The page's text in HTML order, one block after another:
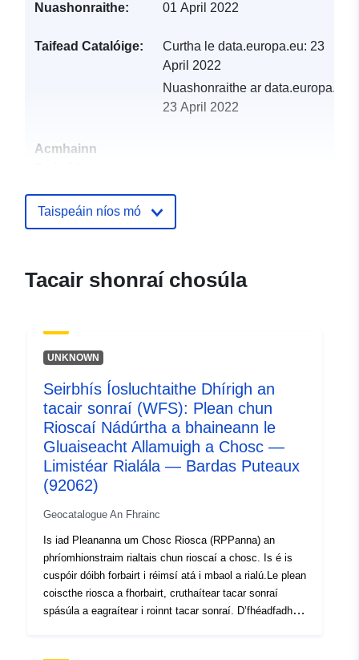
Nuashonraithe: 01 April 2022
Taifead Catalóige: Curtha le data.europa.eu: 23
April 2022
Nuashonraithe ar data.europa.eu:
23 April 2022
Acmhainn
Aitheantóirí:
ide.developpement-
5462-453c-9ab1-
4625-a890-43a2d63aacc2
Clóscríobh:
Acmhainn:
http://inspire.ec.europa.eu/
codelist/SpatialDataServiceType/
Taispeáin níos mó
Tacair shonraí chosúla
UNKNOWN
Seirbhís Íosluchtaithe Dhírigh an
tacair sonraí (WFS): Plean chun
Rioscaí Nádúrtha a bhaineann le
Gluaiseacht Allamuigh a Chosc —
Limistéar Rialála — Bardas Puteaux
(92062)
Geocatalogue An Fhrainc
Is iad Pleananna um Chosc Riosca (RPPanna) an
phríomhionstraim rialtais chun rioscaí a chosc. Is é is
cuspóir dóibh forbairt i réimsí atá i mbaol a rialú.Le plean
coiscthe riosca a fhorbairt, cruthaítear tacar sonraí
spásúla a eagraítear i roinnt tacar sonraí. D’fhéadfadh